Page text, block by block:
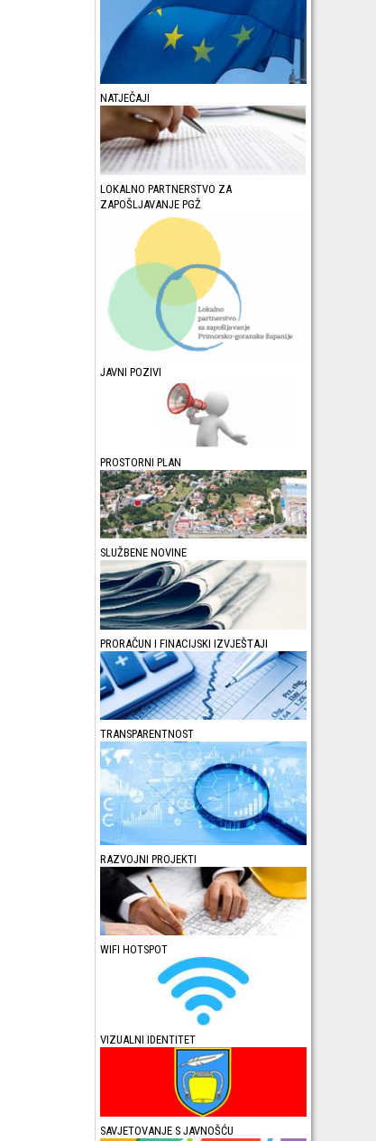
NATJEČAJI
LOKALNO PARTNERSTVO ZA
ZAPOŠLJAVANJE PGŽ
JAVNI POZIVI
PROSTORNI PLAN
SLUŽBENE NOVINE
PRORAČUN I FINACIJSKI IZVJEŠTAJI
TRANSPARENTNOST
RAZVOJNI PROJEKTI
WIFI HOTSPOT
VIZUALNI IDENTITET
SAVJETOVANJE S JAVNOŠĆU